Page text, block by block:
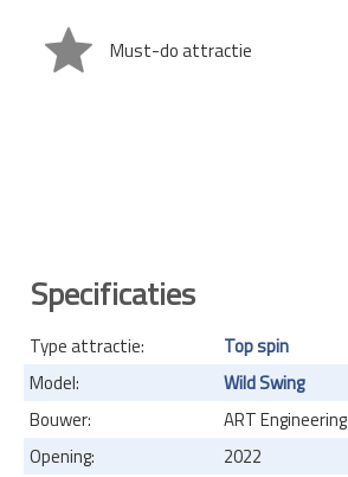
Must-do attractie
Specificaties
Type attractie:
Top spin
Model:
Wild Swing
Bouwer:
ART Engineering
Opening:
2022